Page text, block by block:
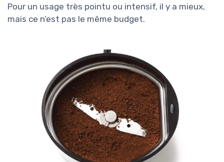
Pour un usage très pointu ou intensif, il y a mieux,
mais ce n’est pas le même budget.